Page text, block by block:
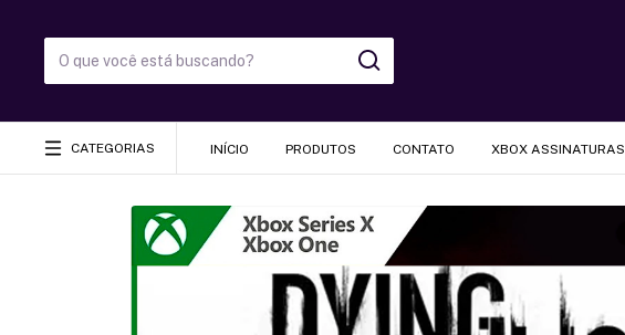
CATEGORIAS INÍCIO PRODUTOS CONTATO XBOX ASSINATURAS